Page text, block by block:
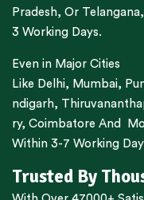
Pradesh, Or Telangana
3 Working Days.
Even in Major Cities
Like Delhi, Mumbai,
ndigarh,
ry, Coimbatore And
Within 3-7 Working
Trusted By